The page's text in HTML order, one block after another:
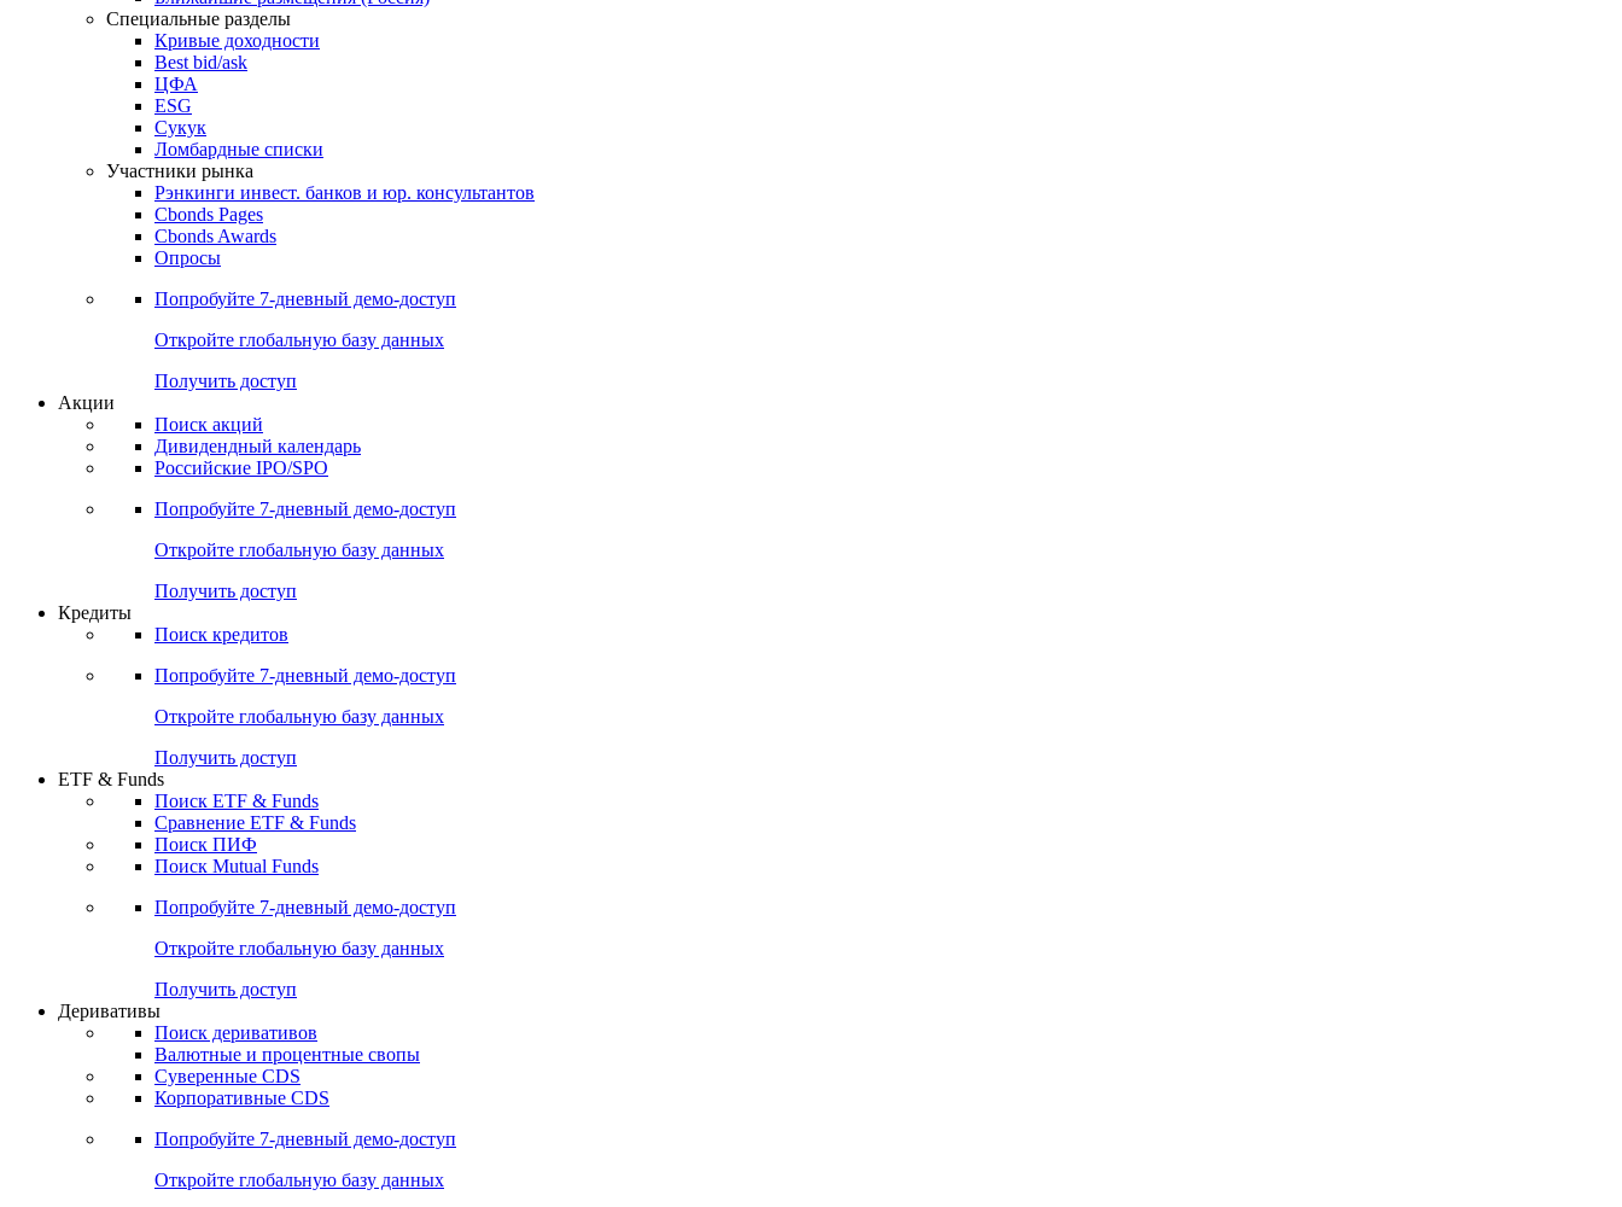
Специальные разделы
Кривые доходности
Best bid/ask
ЦФА
ESG
Сукук
Ломбардные списки
Участники рынка
Рэнкинги инвест. банков и юр. консультантов
Cbonds Pages
Cbonds Awards
Опросы
Попробуйте 7-дневный демо-доступ
Откройте глобальную базу данных
Получить доступ
Акции
Поиск акций
Дивидендный календарь
Российские IPO/SPO
Попробуйте 7-дневный демо-доступ
Откройте глобальную базу данных
Получить доступ
Кредиты
Поиск кредитов
Попробуйте 7-дневный демо-доступ
Откройте глобальную базу данных
Получить доступ
ETF & Funds
Поиск ETF & Funds
Сравнение ETF & Funds
Поиск ПИФ
Поиск Mutual Funds
Попробуйте 7-дневный демо-доступ
Откройте глобальную базу данных
Получить доступ
Деривативы
Поиск деривативов
Валютные и процентные свопы
Суверенные CDS
Корпоративные CDS
Попробуйте 7-дневный демо-доступ
Откройте глобальную базу данных